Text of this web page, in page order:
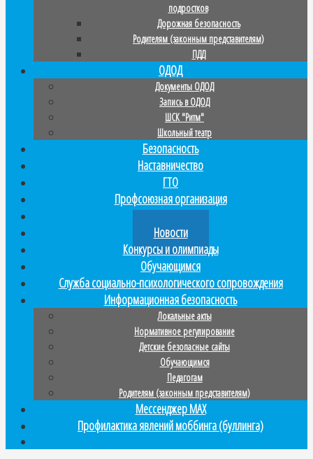
подростков
Дорожная безопасность
Родителям (законным представителям)
ПДД
ОДОД
Документы ОДОД
Запись в ОДОД
ШСК "Ритм"
Школьный театр
Безопасность
Наставничество
ГТО
Профсоюзная организация
Прием в 1 класс
Новости
Конкурсы и олимпиады
Обучающимся
Служба социально-психологического сопровождения
Информационная безопасность
Локальные акты
Нормативное регулирование
Детские безопасные сайты
Обучающимся
Педагогам
Родителям (законным представителям)
Мессенджер MAX
Профилактика явлений моббинга (буллинга)